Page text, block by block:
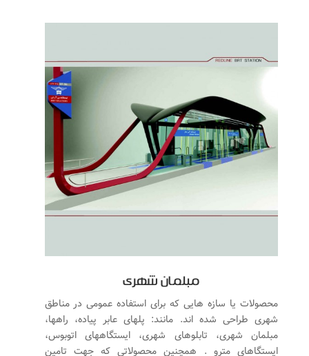
مبلمان شهری
محصولات یا سازه هایی که برای استفاده عمومی در مناطق
شهری طراحی شده اند. مانند: پلهای عابر پیاده، راهها،
مبلمان شهری، تابلوهای شهری، ایستگاههای اتوبوس،
ایستگاهای مترو . همچنین محصولاتی که جهت تامین